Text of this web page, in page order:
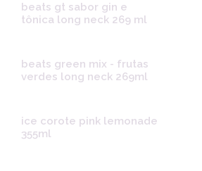
beats gt sabor gin e
tônica long neck 269 ml
beats green mix - frutas
verdes long neck 269ml
ice corote pink lemonade
355ml